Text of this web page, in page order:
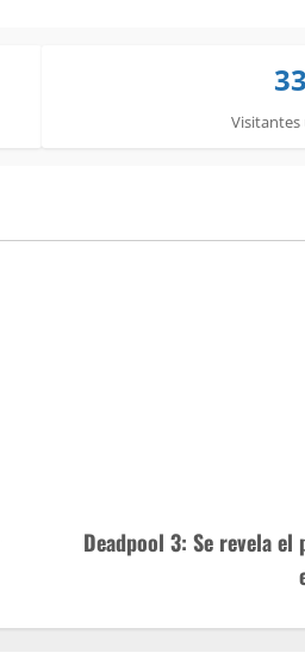
33
Visitantes
Deadpool 3: Se revela